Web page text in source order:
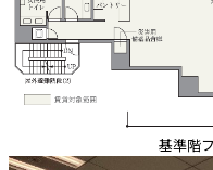
基準階